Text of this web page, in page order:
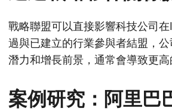
戰略聯盟可以直接影響科技公司
過與已建立的行業參與者結盟，
潛力和增長前景，通常會導致更高
案例研究：阿里巴